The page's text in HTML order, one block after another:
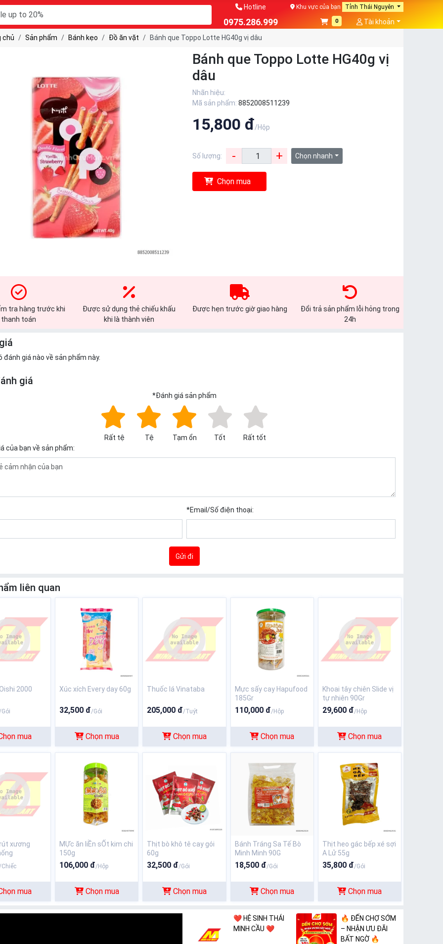
Hotline
0975.286.999
Khu vực của bạn Tỉnh Thái Nguyên
0 Tài khoản
chủ Sản phẩm Bánh kẹo Đồ ăn vặt Bánh que Toppo Lotte HG40g vị dâu
Bánh que Toppo Lotte HG40g vị
dâu
Nhãn hiệu:
Mã sản phẩm: 8852008511239
15,800 đ/Hộp
Số lượng: - + Chọn nhanh
Chọn mua
tra hàng trước khi
thanh toán
Được sử dụng thẻ chiếu khấu
khi là thành viên
Được hẹn trước giờ giao hàng
Đổi trả sản phẩm lỗi hỏng trong
24h
đánh giá nào về sản phẩm này.
giá
*Đánh giá sản phẩm
Rất tệ Tệ Tạm ổn Tốt
Rất tốt
của bạn về sản phẩm:
*Email/Số điện thoại:
Gửi đi
liên quan
2000
mua
Xúc xích Every day 60g
32,500 đ/Gói
Chọn mua
Thuốc lá Vinataba
205,000 đ/Tuýt
Chọn mua
Mực sấy cay Hapufood
185Gr
110,000 đ/Hộp
Chọn mua
Khoai tây chiên Slide vị
tự nhiên 90Gr
29,600 đ/Hộp
Chọn mua
xương
mua
MỰc ăn liỀn sỐt kim chi
150g
106,000 đ/Hộp
Chọn mua
Thịt bò khô tê cay gói
60g
32,500 đ/Gói
Chọn mua
Bánh Tráng Sa Tế Bò
Minh Minh 90G
18,500 đ/Gói
Chọn mua
Thịt heo gác bếp xé sợi
A Lử 55g
35,800 đ/Gói
Chọn mua
❤️ HỆ SINH THÁI
MINH CẦU ❤️
🔥 ĐẾN CHỢ SỚM
– NHẬN ƯU ĐÃI
BẤT NGỜ 🔥